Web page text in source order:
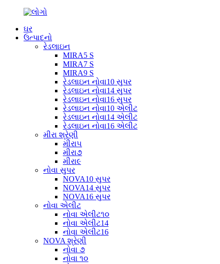
ઘર
ઉત્પાદનો
રેડલાઇન
MIRA5 S
MIRA7 S
MIRA9 S
રેડલાઇન નોવા10 સુપર
રેડલાઇન નોવા14 સુપર
રેડલાઇન નોવા16 સુપર
રેડલાઇન નોવા10 એલીટ
રેડલાઇન નોવા14 એલીટ
રેડલાઇન નોવા16 એલીટ
મીરા શ્રેણી
મીરા૫
મીરા૭
મીરા૯
નોવા સુપર
NOVA10 સુપર
NOVA14 સુપર
NOVA16 સુપર
નોવા એલીટ
નોવા એલીટ૧૦
નોવા એલીટ14
નોવા એલીટ16
NOVA શ્રેણી
નોવા ૭
નોવા ૧૦